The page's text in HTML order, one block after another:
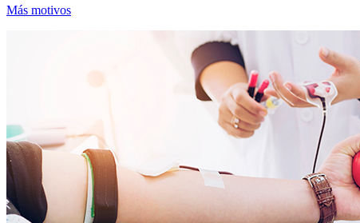
Más motivos